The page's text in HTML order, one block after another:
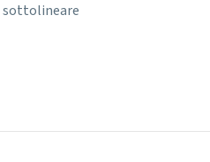
sottolineare